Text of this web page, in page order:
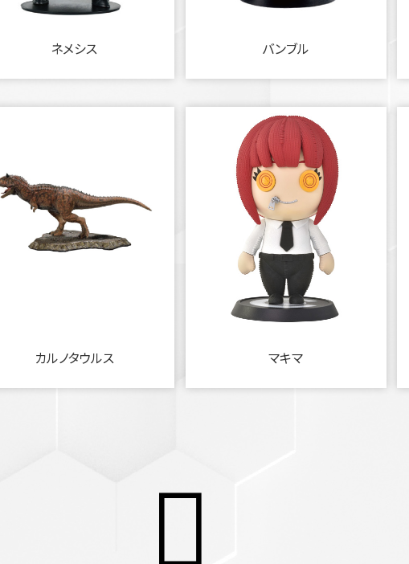
ネメシス バンブル
カルノタウルス マキマ